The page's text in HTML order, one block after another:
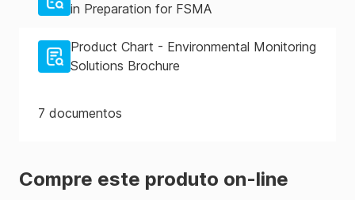
in Preparation for FSMA
Product Chart - Environmental Monitoring
Solutions Brochure
7 documentos
Compre este produto on-line